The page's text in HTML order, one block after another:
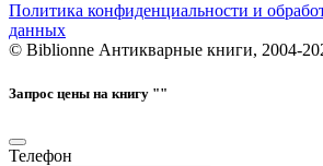
Политика конфиденциальности и
данных
© Biblionne Антикварные книги, 2004-
Запрос цены на книгу ""
Телефон